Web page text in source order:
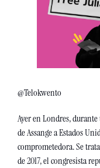
@Telokwento
Ayer en Londres,
de Assange a Estados
comprometedora. Se
de 2017, el congresista